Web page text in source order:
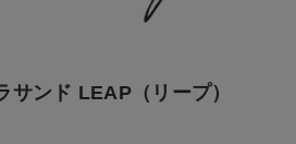
サンド LEAP（リープ）